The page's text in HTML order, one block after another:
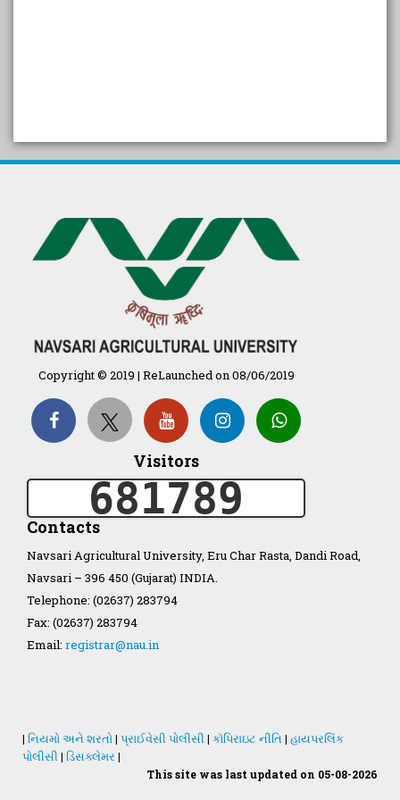
પ્રાકૃતિક કૃષિ (ખેતી)
દેશી ગાય આધારિત પ્રાકૃતિક ખેતી
गुणवत्ता युक्त कृषि-शिक्षा एक पहल" - भारतीय
कृषि अनुसंधान परिषद की 25वीं अखिल
Organization Structure
ખેડુત માર્ગદર્શિકા
Accreditation Certificate
NAU Statute(Revised)
Copyright © 2019 | ReLaunched on 08/06/2019
Visitors
681789
Contacts
Navsari Agricultural University, Eru Char Rasta, Dandi Road,
Navsari – 396 450 (Gujarat) INDIA.
Telephone: (02637) 283794
Fax: (02637) 283794
Email: registrar@nau.in
| નિયમો અને શરતો| પ્રાઈવેસી પોલીસી | કૉપિરાઇટ નીતિ | હાયપરલિંક
પોલીસી | ડિસક્લેમર |
This site was last updated on 05-08-2026